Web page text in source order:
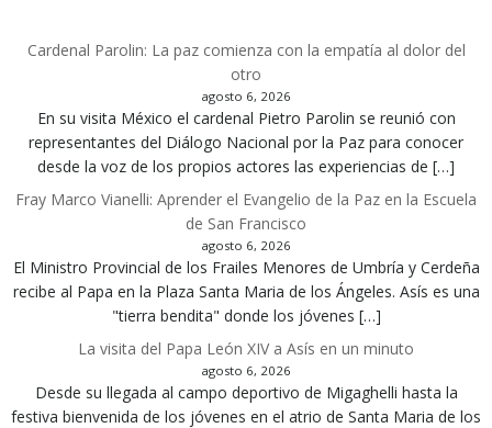
Cardenal Parolin: La paz comienza con la empatía al dolor del
otro
agosto 6, 2026
En su visita México el cardenal Pietro Parolin se reunió con
representantes del Diálogo Nacional por la Paz para conocer
desde la voz de los propios actores las experiencias de […]
Fray Marco Vianelli: Aprender el Evangelio de la Paz en la Escuela
de San Francisco
agosto 6, 2026
El Ministro Provincial de los Frailes Menores de Umbría y Cerdeña
recibe al Papa en la Plaza Santa Maria de los Ángeles. Asís es una
"tierra bendita" donde los jóvenes […]
La visita del Papa León XIV a Asís en un minuto
agosto 6, 2026
Desde su llegada al campo deportivo de Migaghelli hasta la
festiva bienvenida de los jóvenes en el atrio de Santa Maria de los